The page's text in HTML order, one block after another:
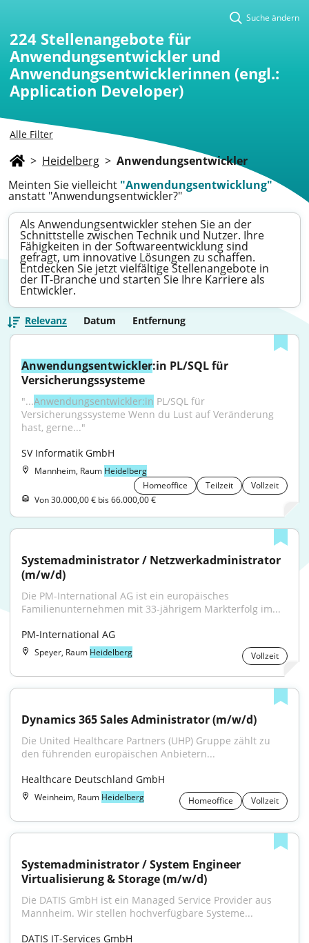
Alle Filter
Suche ändern
224 Stellenangebote für
Anwendungsentwickler und
Anwendungsentwicklerinnen (engl.:
Application Developer)
> Heidelberg > Anwendungsentwickler
Meinten Sie vielleicht "Anwendungsentwicklung"
anstatt "Anwendungsentwickler?"
Als Anwendungsentwickler stehen Sie an der
Schnittstelle zwischen Technik und Nutzer. Ihre
Fähigkeiten in der Softwareentwicklung sind
gefragt, um innovative Lösungen zu schaffen.
Entdecken Sie jetzt vielfältige Stellenangebote in
der IT-Branche und starten Sie Ihre Karriere als
Entwickler.
Relevanz Datum Entfernung
Anwendungsentwickler:in PL/SQL für
Versicherungssysteme
"...Anwendungsentwickler:in PL/SQL für
Versicherungssysteme Wenn du Lust auf Veränderung
hast, gerne..."
SV Informatik GmbH
Mannheim, Raum Heidelberg
Homeoffice
Teilzeit
Vollzeit
Von 30.000,00 € bis 66.000,00 €
Systemadministrator / Netzwerkadministrator
(m/w/d)
Die PM-International AG ist ein europäisches
Familienunternehmen mit 33-jährigem Markterfolg im...
PM-International AG
Speyer, Raum Heidelberg Vollzeit
Dynamics 365 Sales Administrator (m/w/d)
Die United Healthcare Partners (UHP) Gruppe zählt zu
den führenden europäischen Anbietern...
Healthcare Deutschland GmbH
Weinheim, Raum Heidelberg Homeoffice Vollzeit
Systemadministrator / System Engineer
Virtualisierung & Storage (m/w/d)
Die DATIS GmbH ist ein Managed Service Provider aus
Mannheim. Wir stellen hochverfügbare Systeme...
DATIS IT-Services GmbH